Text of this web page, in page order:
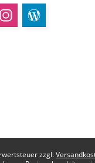
zzgl.